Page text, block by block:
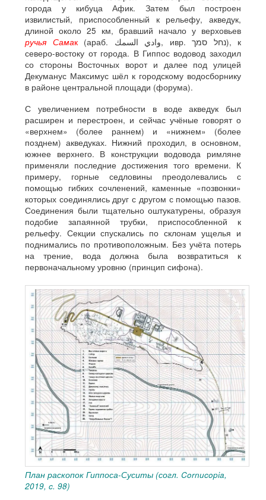
города у кибуца Афик. Затем был построен
извилистый, приспособленный к рельефу, акведук,
длиной около 25 км, бравший начало у верховьев
ручья Самак(араб. وادي السمك, ивр. נחל סמך), к
северо-востоку от города. В Гиппос водовод заходил
со стороны Восточных ворот и далее под улицей
Декуманус Максимус шёл к городскому водосборнику
в районе центральной площади (форума).
С увеличением потребности в воде акведук был
расширен и перестроен, и сейчас учёные говорят о
«верхнем» (более раннем) и «нижнем» (более
позднем) акведуках. Нижний проходил, в основном,
южнее верхнего. В конструкции водовода римляне
применяли последние достижения того времени. К
примеру, горные седловины преодолевались с
помощью гибких сочленений, каменные «позвонки»
которых соединялись друг с другом с помощью пазов.
Соединения были тщательно оштукатурены, образуя
подобие запаянной трубки, приспособленной к
рельефу. Секции спускались по склонам ущелья и
поднимались по противоположным. Без учёта потерь
на трение, вода должна была возвратиться к
первоначальному уровню (принцип сифона).
План раскопок Гиппоса-Суситы (согл. Cornucopia,
2019, c. 98)